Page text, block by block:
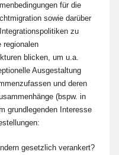
für die
sowie darüber
zu
regionalen
blicken, um u.a.
Ausgestaltung
und deren
(bspw. in
grundlegenden Interesse
gesetzlich verankert?